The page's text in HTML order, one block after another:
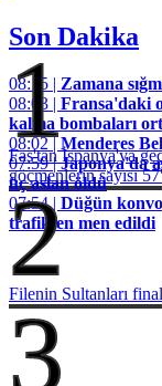
Son Dakika
08:15 | Zamana
08:03 | Fransa'daki
kalma bombaları
08:02 |Menderes
07:59 |Japonya'da
üç aslan öldü
07:54 | Düğün
trafikten men edildi
1
Fas'tan İspanya'ya
göçmenlerin sayısı
2
Filenin Sultanları
3